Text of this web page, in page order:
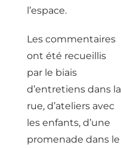
l’espace.
Les commentaires
ont été recueillis
par le biais
d’entretiens dans la
rue, d’ateliers avec
les enfants, d’une
promenade dans le